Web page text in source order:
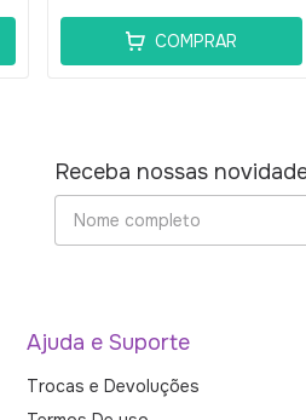
COMPRAR
Receba nossas
Ajuda e Suporte
Trocas e Devoluções